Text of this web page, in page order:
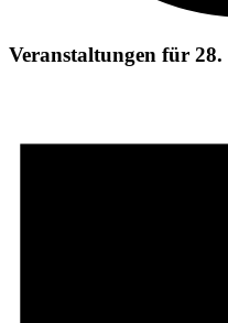
Veranstaltungen für